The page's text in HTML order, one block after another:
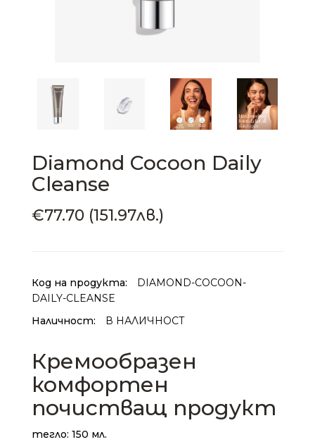
Diamond Cocoon Daily
Cleanse
€77.70 (151.97лв.)
Код на продукта:
DIAMOND-COCOON-
DAILY-CLEANSE
Наличност:
В НАЛИЧНОСТ
Кремообразен
комфортен
почистващ продукт
тегло: 150 мл.